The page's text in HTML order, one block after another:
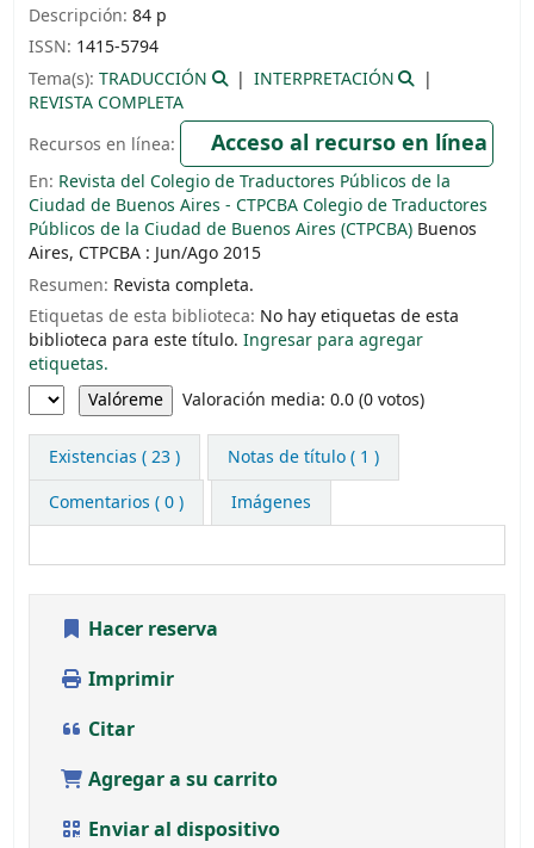
Descripción:84 p
ISSN: 1415-5794
Tema(s):TRADUCCIÓN
INTERPRETACIÓN
REVISTA COMPLETA
Recursos en línea:
Acceso al recurso en línea
En: Revista del Colegio de Traductores Públicos de la
Ciudad de Buenos Aires - CTPCBA Colegio de Traductores
Públicos de la Ciudad de Buenos Aires (CTPCBA) Buenos
Aires, CTPCBA : Jun/Ago 2015
Resumen: Revista completa.
Etiquetas de esta biblioteca: No hay etiquetas de esta
biblioteca para este título. Ingresar para agregar
etiquetas.
Valoración Valoración media: 0.0 (0 votos)
Existencias ( 23 )
Notas de título ( 1 )
Comentarios ( 0 )
Imágenes
Hacer reserva
Imprimir
Citar
Agregar a su carrito
Enviar al dispositivo